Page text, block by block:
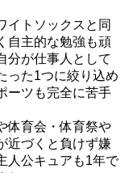
イトソックスと同
自主的な勉強も頑
分が仕事人として
った1つに絞り込め
ーツも完全に苦手
体育会・体育祭や
近づくと負けず嫌
人公キュアも1年で